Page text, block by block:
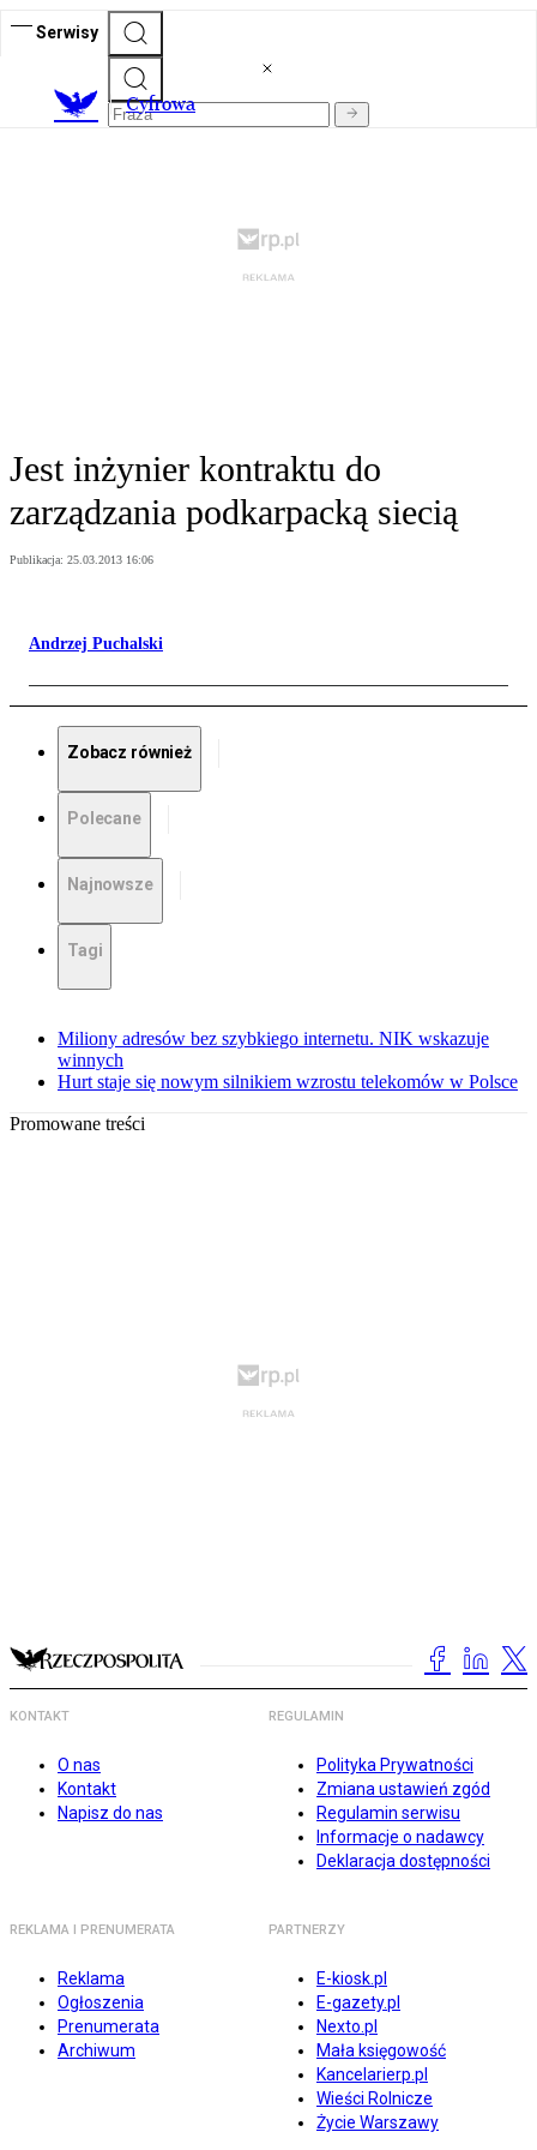
Serwisy
Cyfrowa
Jest inżynier kontraktu do
zarządzania podkarpacką siecią
Publikacja: 25.03.2013 16:06
Andrzej Puchalski
Zobacz również
Polecane
Najnowsze
Tagi
Miliony adresów bez szybkiego internetu. NIK wskazuje
winnych
Hurt staje się nowym silnikiem wzrostu telekomów w Polsce
Promowane treści
KONTAKT
O nas
Kontakt
Napisz do nas
REGULAMIN
Polityka Prywatności
Zmiana ustawień zgód
Regulamin serwisu
Informacje o nadawcy
Deklaracja dostępności
REKLAMA I PRENUMERATA
Reklama
Ogłoszenia
Prenumerata
Archiwum
PARTNERZY
E-kiosk.pl
E-gazety.pl
Nexto.pl
Mała księgowość
Kancelarierp.pl
Wieści Rolnicze
Życie Warszawy